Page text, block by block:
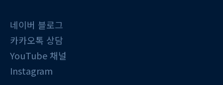
네이버 블로그
카카오톡 상담
YouTube 채널
Instagram